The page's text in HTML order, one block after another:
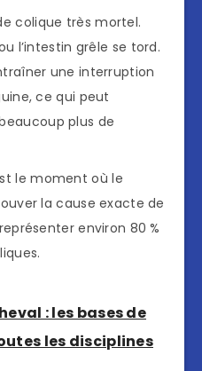
colique très mortel.
l’intestin grêle se tord.
une interruption
ce qui peut
plus de
le moment où le
la cause exacte de
environ 80 %
: les bases de
les disciplines